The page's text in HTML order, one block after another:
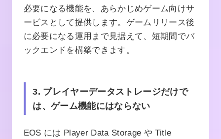
必要になる機能を、あらかじめゲーム向けサ
ービスとして提供します。ゲームリリース後
に必要になる運用まで見据えて、短期間でバ
ックエンドを構築できます。
3. プレイヤーデータストレージだけで
は、ゲーム機能にはならない
EOS には Player Data Storage や Title